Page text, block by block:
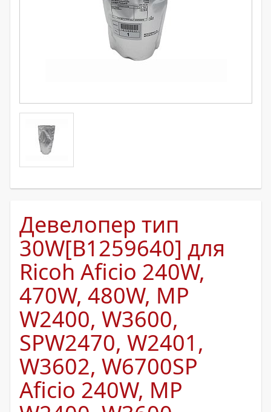
Девелопер тип
30W[B1259640] для
Ricoh Aficio 240W,
470W, 480W, MP
W2400, W3600,
SPW2470, W2401,
W3602, W6700SP
Aficio 240W, MP